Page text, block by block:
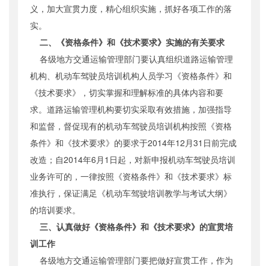
义，加大宣贯力度，精心组织实施，抓好各项工作的落
实。
二、《资格条件》和《技术要求》实施的有关要求
各级地方交通运输管理部门要认真组织道路运输管理
机构、机动车驾驶员培训机构人员学习《资格条件》和
《技术要求》，切实掌握和理解标准的具体内容和要
求。道路运输管理机构要切实采取有效措施，加强指导
和监督，督促现有的机动车驾驶员培训机构按照《资格
条件》和《技术要求》的要求于2014年12月31日前完成
改造；自2014年6月1日起，对新申报机动车驾驶员培训
业务许可的，一律按照《资格条件》和《技术要求》标
准执行，保证满足《机动车驾驶培训教学与考试大纲》
的培训要求。
三、认真做好《资格条件》和《技术要求》的宣贯培
训工作
各级地方交通运输管理部门要把做好宣贯工作，作为